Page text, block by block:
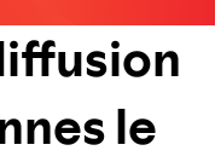
le